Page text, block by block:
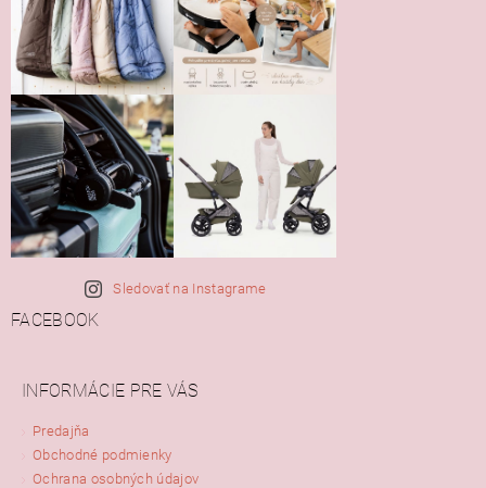
Sledovať na Instagrame
FACEBOOK
INFORMÁCIE PRE VÁS
Predajňa
Obchodné podmienky
Ochrana osobných údajov